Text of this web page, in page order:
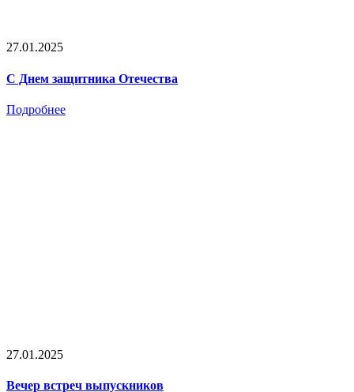
27.01.2025
С Днем защитника Отечества
Подробнее
27.01.2025
Вечер встреч выпускников